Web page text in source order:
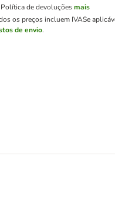
Política de devoluções mais
os preços incluem IVASe
de envio.